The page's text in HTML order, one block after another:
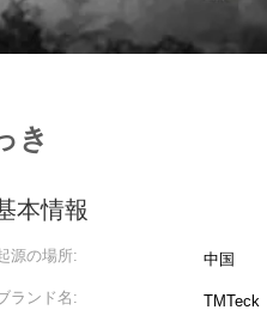
き
本情報
源の場所: 中国
ランド名: TMTeck